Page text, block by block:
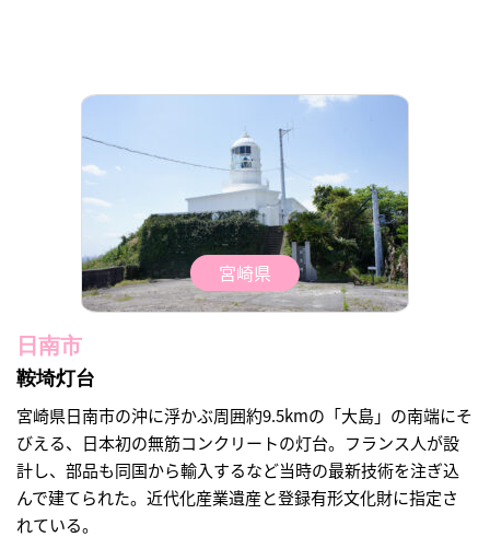
宮崎県
日南市
鞍埼灯台
宮崎県日南市の沖に浮かぶ周囲約9.5kmの「大島」の南端にそ
びえる、日本初の無筋コンクリートの灯台。フランス人が設
計し、部品も同国から輸入するなど当時の最新技術を注ぎ込
んで建てられた。近代化産業遺産と登録有形文化財に指定さ
れている。